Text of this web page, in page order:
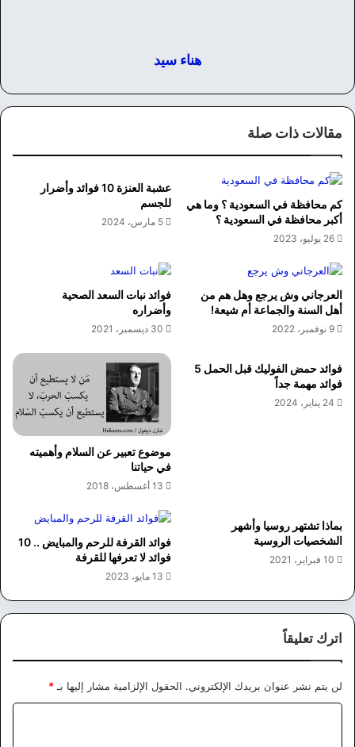
هناء سيد
مقالات ذات صلة
كم محافظة في السعودية ؟ وما هي
أكبر محافظة في السعودية ؟
26 يوليو، 2023
عشبة العنزة 10 فوائد وأضرار
للجسم
5 مارس، 2024
العرجاني وش يرجع وهل هم من
أهل السنة والجماعة أم شيعة!
9 نوفمبر، 2022
فوائد نبات السعد الصحية
وأضراره
30 ديسمبر، 2021
فوائد حمض الفوليك قبل الحمل 5
فوائد مهمة جداً
24 يناير، 2024
موضوع تعبير عن السلام وأهميته
في حياتنا
13 أغسطس، 2018
بماذا تشتهر روسيا وأشهر
الشخصيات الروسية
10 فبراير، 2021
فوائد القرفة للرحم والمبايض .. 10
فوائد لا تعرفها للقرفة
13 مايو، 2023
اترك تعليقاً
لن يتم نشر عنوان بريدك الإلكتروني. الحقول الإلزامية مشار إليها بـ *